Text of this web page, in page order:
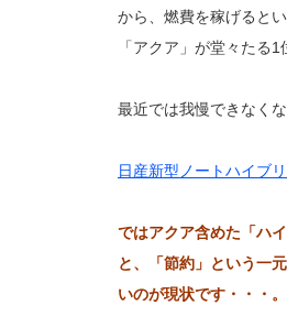
から、燃費を稼げると
「アクア」が堂々たる1
最近では我慢できなく
日産新型ノートハイブ
ではアクア含めた「ハ
と、「節約」という一
いのが現状です・・・。